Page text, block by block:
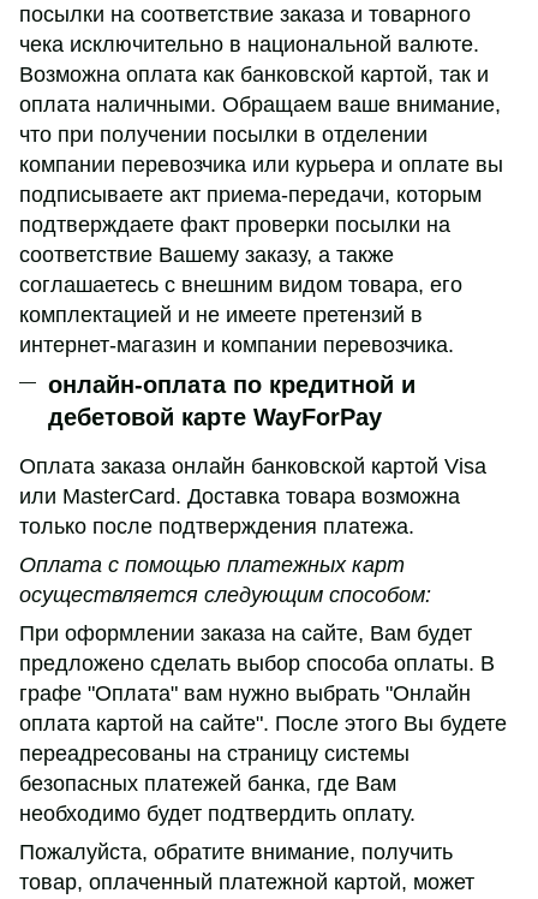
посылки на соответствие заказа и товарного
чека исключительно в национальной валюте.
Возможна оплата как банковской картой, так и
оплата наличными. Обращаем ваше внимание,
что при получении посылки в отделении
компании перевозчика или курьера и оплате вы
подписываете акт приема-передачи, которым
подтверждаете факт проверки посылки на
соответствие Вашему заказу, а также
соглашаетесь с внешним видом товара, его
комплектацией и не имеете претензий в
интернет-магазин и компании перевозчика.
онлайн-оплата по кредитной и
дебетовой карте WayForPay
Оплата заказа онлайн банковской картой Visa
или MasterCard. Доставка товара возможна
только после подтверждения платежа.
Оплата с помощью платежных карт
осуществляется следующим способом:
При оформлении заказа на сайте, Вам будет
предложено сделать выбор способа оплаты. В
графе "Оплата" вам нужно выбрать "Онлайн
оплата картой на сайте". После этого Вы будете
переадресованы на страницу системы
безопасных платежей банка, где Вам
необходимо будет подтвердить оплату.
Пожалуйста, обратите внимание, получить
товар, оплаченный платежной картой, может